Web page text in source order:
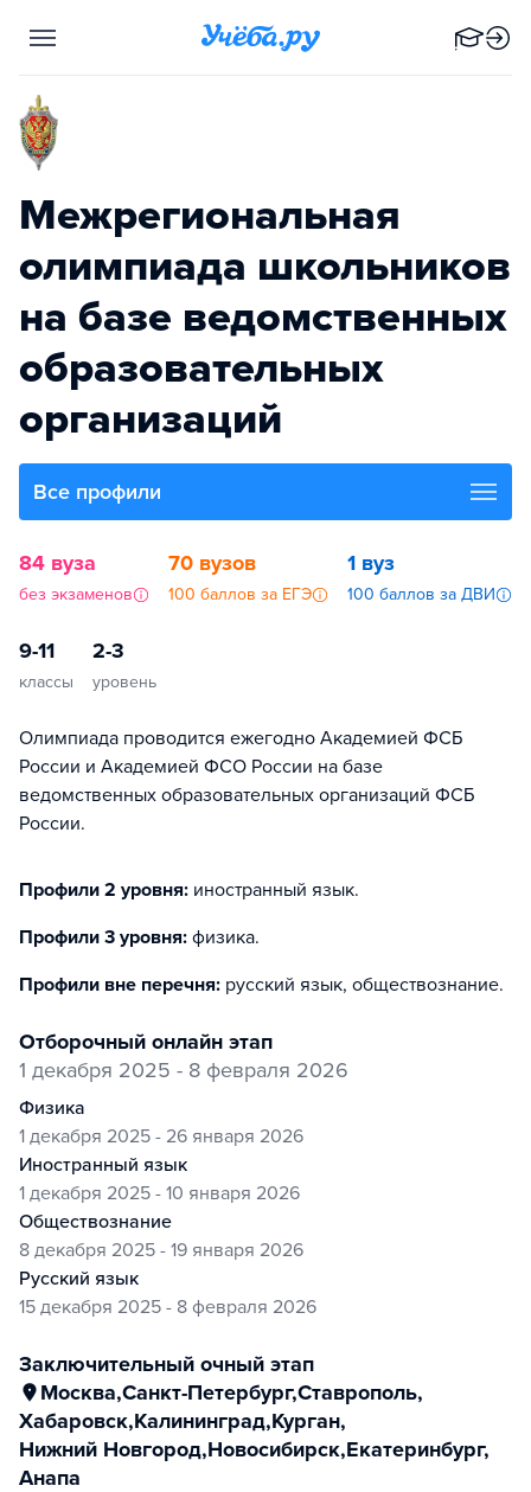
Межрегиональная
олимпиада школьников
на базе ведомственных
образовательных
организаций
Все профили
84 вуза
без экзаменов
70 вузов
100 баллов за ЕГЭ
1 вуз
100 баллов за ДВИ
9-11
классы
2-3
уровень
Олимпиада проводится ежегодно Академией ФСБ
России и Академией ФСО России на базе
ведомственных образовательных организаций ФСБ
России.
Профили 2 уровня: иностранный язык.
Профили 3 уровня: физика.
Профили вне перечня: русский язык, обществознание.
отборочный онлайн этап
1 декабря 2025 - 8 февраля 2026
физика
1 декабря 2025 - 26 января 2026
иностранный язык
1 декабря 2025 - 10 января 2026
обществознание
8 декабря 2025 - 19 января 2026
русский язык
15 декабря 2025 - 8 февраля 2026
заключительный очный этап
Москва,Санкт-Петербург,Ставрополь,
Хабаровск,Калининград,Курган,
Нижний Новгород,Новосибирск,Екатеринбург,
Анапа